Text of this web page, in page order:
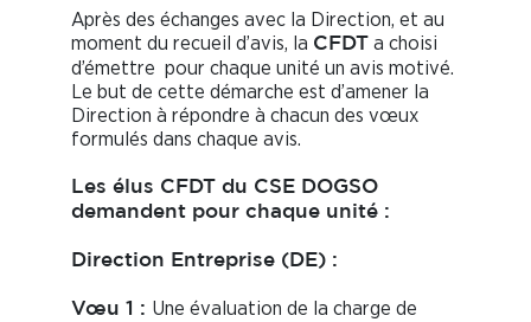
Après des échanges avec la Direction, et au
moment du recueil d’avis, la C F DT
a choisi
d’émettre pour chaque unité un avis motivé.
Le but de cette démarche est d’amener la
Direction à répondre à chacun des vœux
formulés dans chaque avis.
Les élus C F DT du CSE DOGSO
demandent pour chaque unité :
Direction Entreprise (DE) :
Vœu 1 : Une évaluation de la charge de